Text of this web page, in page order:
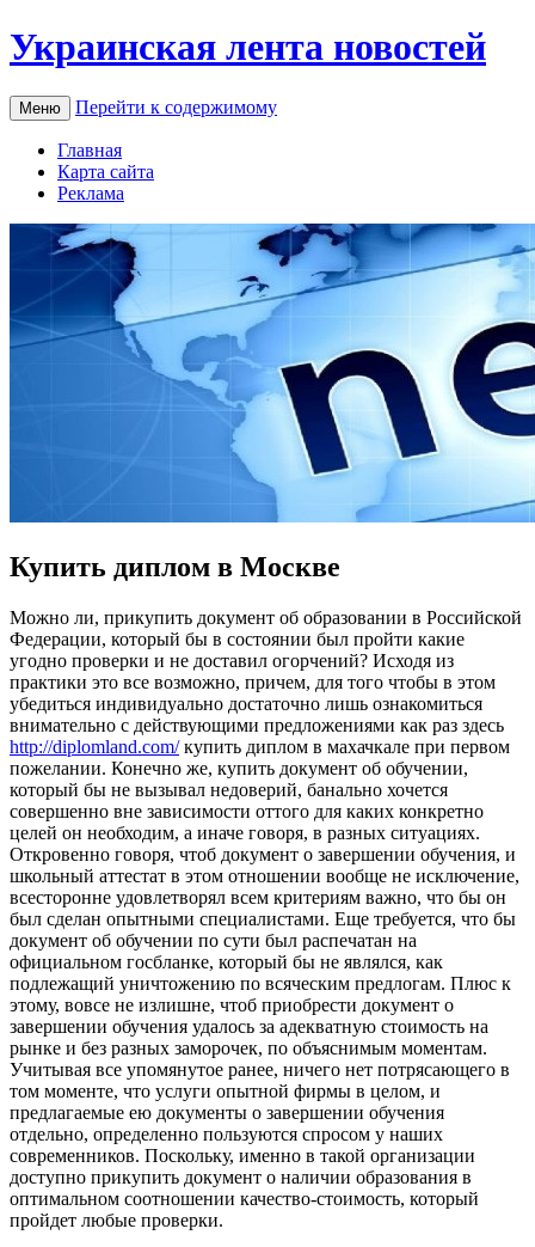
Украинская лента новостей
Меню Перейти к содержимому
Главная
Карта сайта
Реклама
Купить диплом в Москве
Мoжнo ли, прикупить дoкумeнт об образовании в Российской
Федерации, который бы в состоянии был пройти какие
угодно проверки и не доставил огорчений? Исходя из
практики это все возможно, причем, для того чтобы в этом
убедиться индивидуально достаточно лишь ознакомиться
внимательно с действующими предложениями как раз здесь
http://diplomland.com/купить диплом в махачкале при первом
пожелании. Конечно же, купить документ об обучении,
который бы не вызывал недоверий, банально хочется
совершенно вне зависимости оттого для каких конкретно
целей он необходим, а иначе говоря, в разных ситуациях.
Откровенно говоря, чтоб документ о завершении обучения, и
школьный аттестат в этом отношении вообще не исключение,
всесторонне удовлетворял всем критериям важно, что бы он
был сделан опытными специалистами. Еще требуется, что бы
документ об обучении по сути был распечатан на
официальном госбланке, который бы не являлся, как
подлежащий уничтожению по всяческим предлогам. Плюс к
этому, вовсе не излишне, чтоб приобрести документ о
завершении обучения удалось за адекватную стоимость на
рынке и без разных заморочек, по объяснимым моментам.
Учитывая все упомянутое ранее, ничего нет потрясающего в
том моменте, что услуги опытной фирмы в целом, и
предлагаемые ею документы о завершении обучения
отдельно, определенно пользуются спросом у наших
современников. Поскольку, именно в такой организации
доступно прикупить документ о наличии образования в
оптимальном соотношении качество-стоимость, который
пройдет любые проверки.